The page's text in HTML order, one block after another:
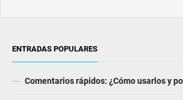
ENTRADAS POPULARES
Comentarios rápidos: ¿Cómo usarlos y